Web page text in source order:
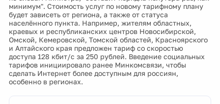
минимум". Стоимость услуг по новому тарифному плану
будет зависеть от региона, а также от статуса
населённого пункта. Например, жителям областных,
краевых и республиканских центров Новосибирской,
Омской, Кемеровской, Томской областей, Красноярского
и Алтайского края предложен тариф со скоростью
доступа 128 кбит/с за 250 рублей. Введение социальных
тарифов инициировало ранее Минкомсвязи, чтобы
сделать Интернет более доступным для россиян,
особенно в регионах.